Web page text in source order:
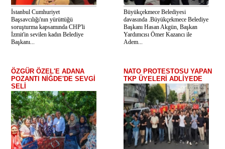
İstanbul Cumhuriyet
Başsavcılığı'nın yürüttüğü
soruşturma kapsamında CHP'li
İzmit'in sevilen kadın Belediye
Başkanı...
Büyükçekmece Belediyesi
davasında .Büyükçekmece Belediye
Başkanı Hasan Akgün, Başkan
Yardımcısı Ömer Kazancı ile
Adem...
ÖZGÜR ÖZEL'E ADANA
POZANTI NİĞDE'DE SEVGİ
SELİ
NATO PROTESTOSU YAPAN
TKP ÜYELERİ ADLİYEDE